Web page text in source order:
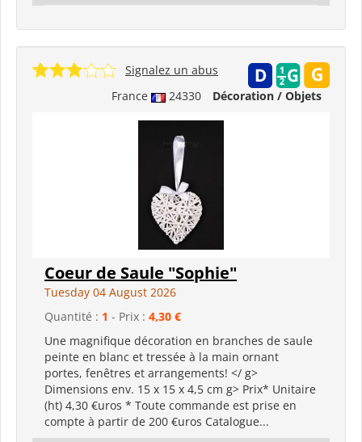
France 24330 Décoration / Objets
Signalez un abus
Coeur de Saule "Sophie"
Tuesday 04 August 2026
Quantité : 1 - Prix : 4,30 €
Une magnifique décoration en branches de saule
peinte en blanc et tressée à la main ornant
portes, fenêtres et arrangements! </ g>
Dimensions env. 15 x 15 x 4,5 cm g> Prix* Unitaire
(ht) 4,30 €uros * Toute commande est prise en
compte à partir de 200 €uros Catalogue...